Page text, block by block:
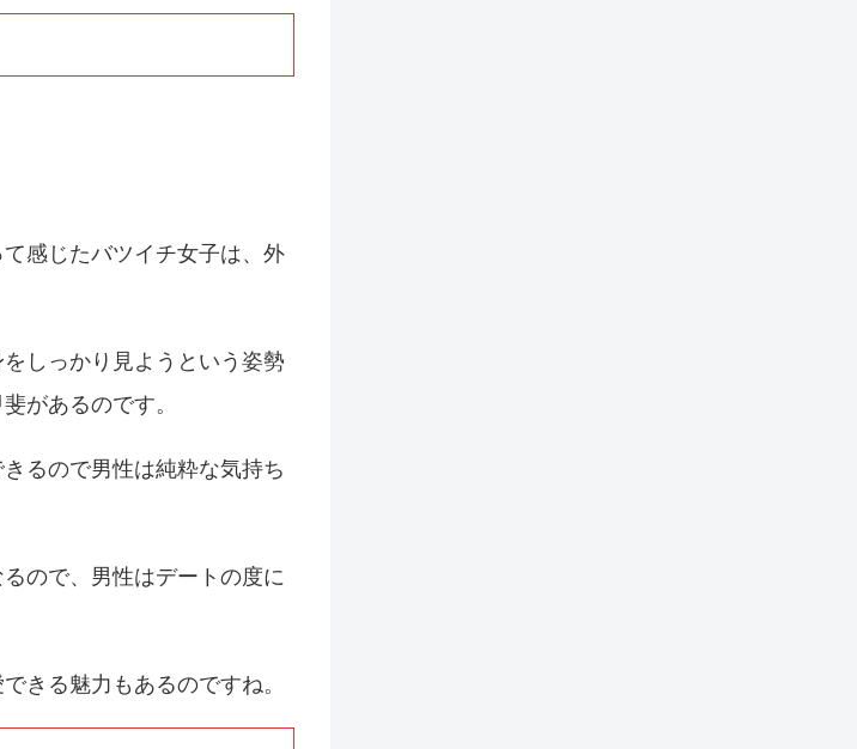
感じたバツイチ女子は、外
しっかり見ようという姿勢
があるのです。
るので男性は純粋な気持ち
ので、男性はデートの度に
きる魅力もあるのですね。